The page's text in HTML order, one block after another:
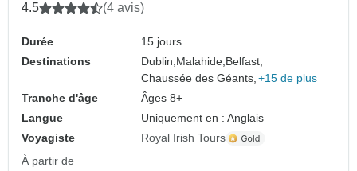
4.5 (4 avis)
Durée
15 jours
Destinations
Dublin,Malahide,Belfast,
Chaussée des Géants, +15 de plus
Tranche d'âge
Âges 8+
Langue
Uniquement en : Anglais
Voyagiste
Royal Irish Tours
À partir de